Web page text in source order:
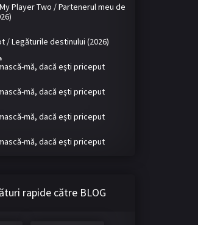
Player Two / Partenerul meu de
/ Legăturile destinului (2026)
mă, dacă eşti priceput
mă, dacă eşti priceput
mă, dacă eşti priceput
mă, dacă eşti priceput
rapide către BLOG